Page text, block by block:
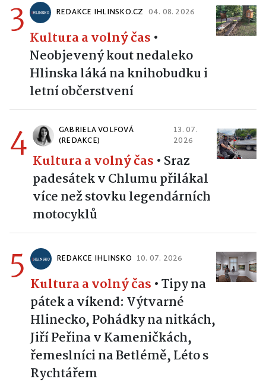
3 REDAKCE IHLINSKO.CZ 04. 08. 2026
Kultura a volný čas •
Neobjevený kout nedaleko
Hlinska láká na knihobudku i
letní občerstvení
4
GABRIELA VOLFOVÁ
(REDAKCE)
13. 07.
2026
Kultura a volný čas • Sraz
padesátek v Chlumu přilákal
více než stovku legendárních
motocyklů
5 REDAKCE IHLINSKO 10. 07. 2026
Kultura a volný čas •Tipy na
pátek a víkend: Výtvarné
Hlinecko, Pohádky na nitkách,
Jiří Peřina v Kameničkách,
řemeslníci na Betlémě, Léto s
Rychtářem